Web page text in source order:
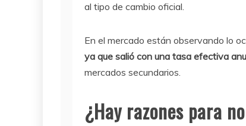
al tipo de cambio oficial.
En el mercado están observando lo
ya que salió con una tasa efectiva
mercados secundarios.
¿Hay razones para